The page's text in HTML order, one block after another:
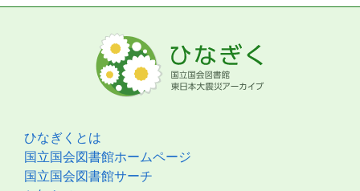
ひなぎくとは
国立国会図書館ホームページ
国立国会図書館サーチ